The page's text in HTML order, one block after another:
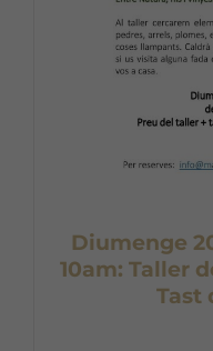
Diumenge
10am: Taller
Tast